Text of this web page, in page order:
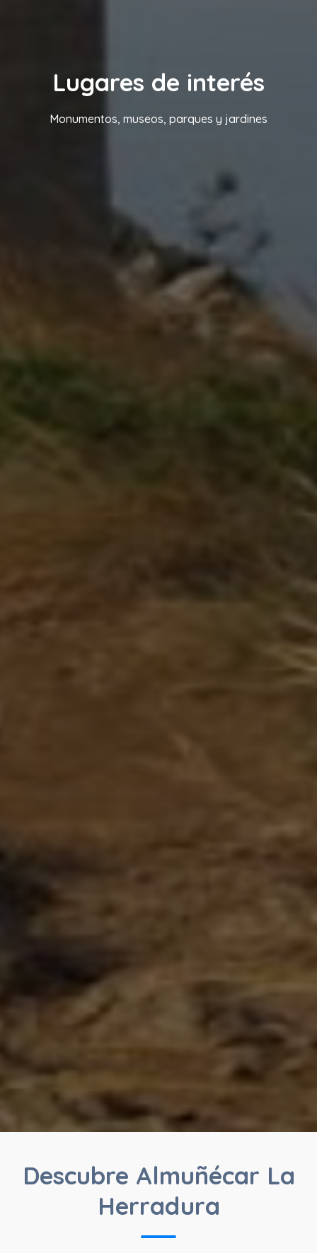
Lugares de interés
Monumentos, museos, parques y jardines
Descubre Almuñécar La
Herradura